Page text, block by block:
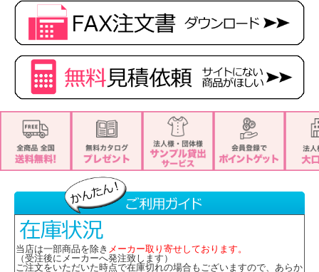
当店は一部商品を除き メーカー取り寄せしております。
（受注後にメーカーへ発注致します）
ご注文をいただいた時点で在庫切れの場合もございますので、あらか